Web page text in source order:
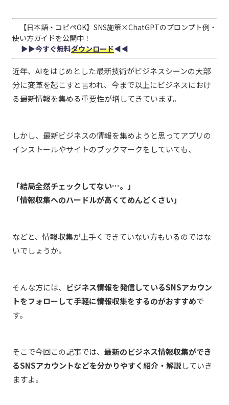
【日本語・コピペOK】SNS施策×ChatGPTのプロンプト例・
使い方ガイドを公開中！
▶︎▶︎今すぐ無料ダウンロード◀︎◀︎
近年、AIをはじめとした最新技術がビジネスシーンの大部
分に変革を起こすと言われ、今まで以上にビジネスにおけ
る最新情報を集める重要性が増してきています。
しかし、最新ビジネスの情報を集めようと思ってアプリの
インストールやサイトのブックマークをしていても、
「結局全然チェックしてない…。」
「情報収集へのハードルが高くてめんどくさい」
などと、情報収集が上手くできていない方もいるのではな
いでしょうか。
そんな方には、 ビジネス情報を発信しているSNSアカウン
トをフォローして手軽に情報収集をするのがおすすめで
す。
そこで今回この記事では、 最新のビジネス情報収集ができ
るSNSアカウントなどを分かりやすく紹介・解説していき
ますよ。